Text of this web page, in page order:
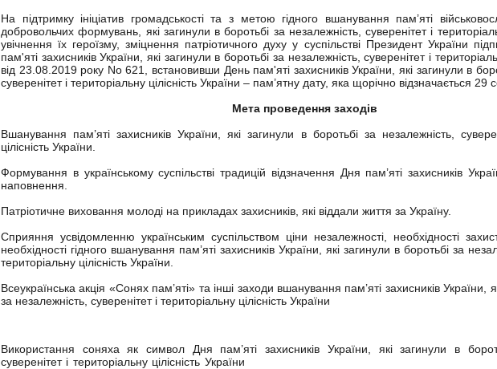
На підтримку ініціатив громадськості та з метою гідного вшанування пам’яті
добровольчих формувань, які загинули в боротьбі за незалежність, суверенітет і
увічнення їх героїзму, зміцнення патріотичного духу у суспільстві Президент України
пам'яті захисників України, які загинули в боротьбі за незалежність, суверенітет і
від 23.08.2019 року No 621, встановивши День пам'яті захисників України, які загинули в
суверенітет і територіальну цілісність України – пам’ятну дату, яка щорічно відзначається 29
Мета проведення заходів
Вшанування пам’яті захисників України, які загинули в боротьбі за незалежність,
цілісність України.
Формування в українському суспільстві традицій відзначення Дня пам’яті захисників
наповнення.
Патріотичне виховання молоді на прикладах захисників, які віддали життя за Україну.
Сприяння усвідомленню українським суспільством ціни незалежності, необхідності
необхідності гідного вшанування пам’яті захисників України, які загинули в боротьбі за
територіальну цілісність України.
Всеукраїнська акція «Сонях пам’яті» та інші заходи вшанування пам’яті захисників України,
за незалежність, суверенітет і територіальну цілісність України
Використання соняха як символ Дня пам’яті захисників України, які загинули в
суверенітет і територіальну цілісність України